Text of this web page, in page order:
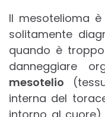
Il mesotelioma
solitamente
quando è
danneggiare
mesotelio
interna del